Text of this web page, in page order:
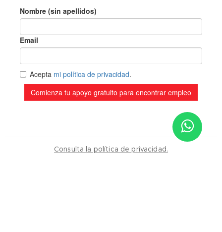
Consulta la política de privacidad.
Sitio de Confianza